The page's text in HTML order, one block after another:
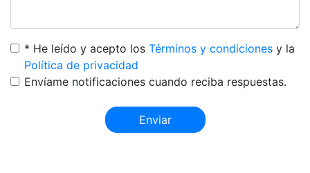
* He leído y acepto los Términos y condiciones y la
Política de privacidad
Envíame notificaciones cuando reciba respuestas.
Enviar